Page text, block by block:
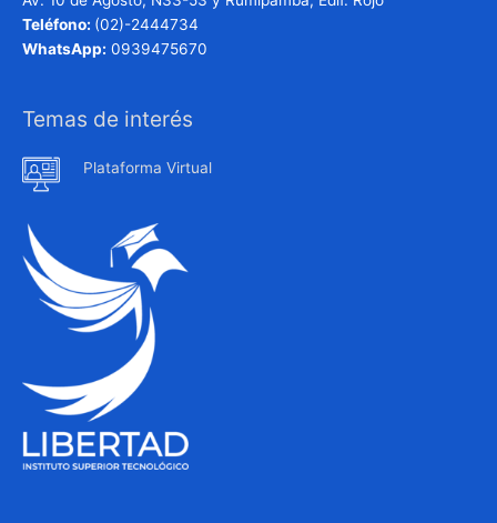
Teléfono: (02)-2444734
WhatsApp: 0939475670
Temas de interés
Plataforma Virtual